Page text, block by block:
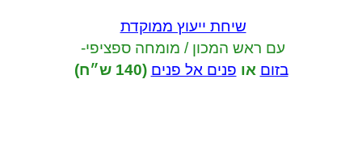
שיחת ייעוץ ממוקדת
עם ראש המכון / מומחה ספציפי-
בזום או פנים אל פנים (140 ש״ח)